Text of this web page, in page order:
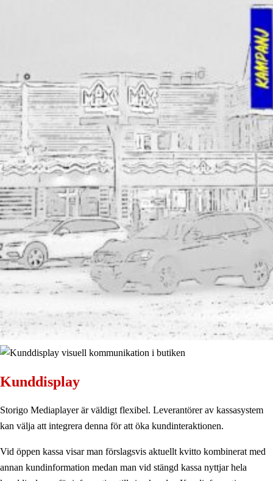
Kunddisplay
Storigo Mediaplayer är väldigt flexibel. Leverantörer av kassasystem
kan välja att integrera denna för att öka kundinteraktionen.
Vid öppen kassa visar man förslagsvis aktuellt kvitto kombinerat med
annan kundinformation medan man vid stängd kassa nyttjar hela